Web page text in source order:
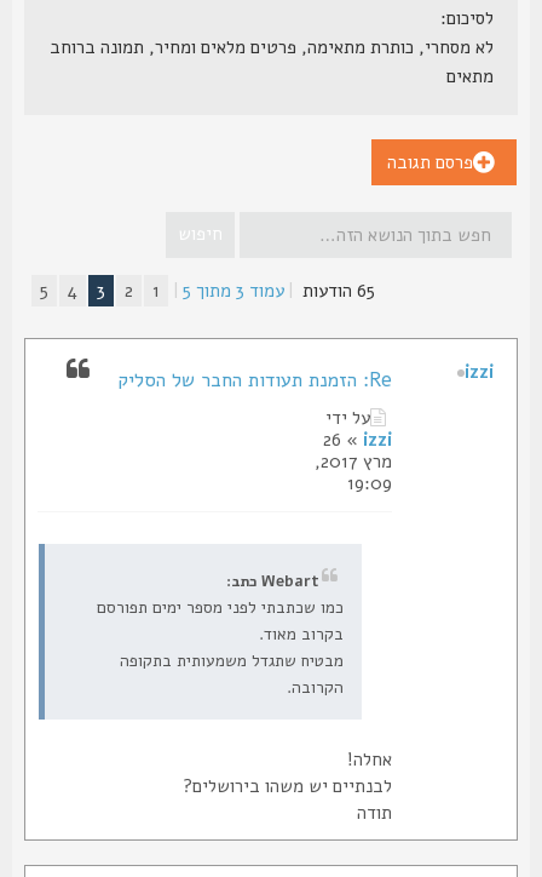
לסיכום:
לא מסחרי, כותרת מתאימה, פרטים מלאים ומחיר, תמונה ברוחב
מתאים
פרסם תגובה
|עמוד3מתוך5
|
1
5
על ידי
» 26
מרץ 2017,
19:09
Webart כתב:
כמו שכתבתי לפני מספר ימים תפורסם
בקרוב מאוד.
מבטיח שתגדל משמעותית בתקופה
הקרובה.
אחלה!
לבנתיים יש משהו בירושלים?